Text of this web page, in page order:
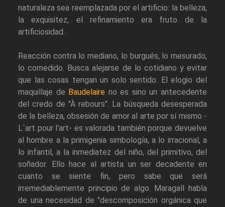
naturaleza sea reemplazada por el artificio: la belleza,
la exquisitez, el refinamiento era fruto de la
artificiosidad.
Reacción contra lo mediano, lo burgués, lo mesurado,
lo comedido. Busca alejarse de lo cotidiano y evitar
que las cosas tengan un solo sentido. El elogio del
maquillaje de Baudelaire no es sino un antecedente
del credo de "À rebours". La búsqueda desesperada
de la belleza, obsesión de amor al arte por sí mismo -
L´art pour l'art- es valorada también porque devuelve
al hombre a la primigenia simbología, a lo irracional, a
lo infantil, a la inmediatez del niño, del primitivo, del
soñador. Ello hace al artista un ser decadente en
cuanto se siente fin, pero sabe que será
irremediablemente principio de algo. Maragall habla
de una necesidad de "descomposición orgánica que